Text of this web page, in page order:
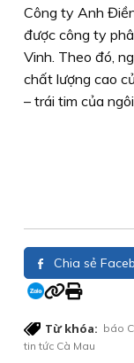
Công ty Anh
được công ty
Vinh. Theo đó,
chất lượng cao
– trái tim của
Chia sẻ
Từ khóa: báo
tin tức Cà Mau